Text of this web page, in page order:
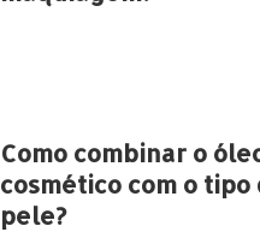
Como combinar o
cosmético com o tipo
pele?